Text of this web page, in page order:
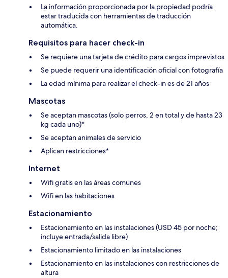
La información proporcionada por la propiedad podría
estar traducida con herramientas de traducción
automática.
Requisitos para hacer check-in
Se requiere una tarjeta de crédito para cargos imprevistos
Se puede requerir una identificación oficial con fotografía
La edad mínima para realizar el check-in es de 21 años
Mascotas
Se aceptan mascotas (solo perros, 2 en total y de hasta 23
kg cada uno)*
Se aceptan animales de servicio
Aplican restricciones*
Internet
Wifi gratis en las áreas comunes
Wifi en las habitaciones
Estacionamiento
Estacionamiento en las instalaciones (USD 45 por noche;
incluye entrada/salida libre)
Estacionamiento limitado en las instalaciones
Estacionamiento en las instalaciones con restricciones de
altura